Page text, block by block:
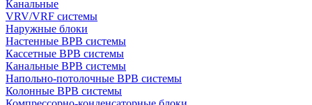
Канальные
VRV/VRF системы
Наружные блоки
Настенные ВРВ системы
Кассетные ВРВ системы
Канальные ВРВ системы
Напольно-потолочные ВРВ системы
Колонные ВРВ системы